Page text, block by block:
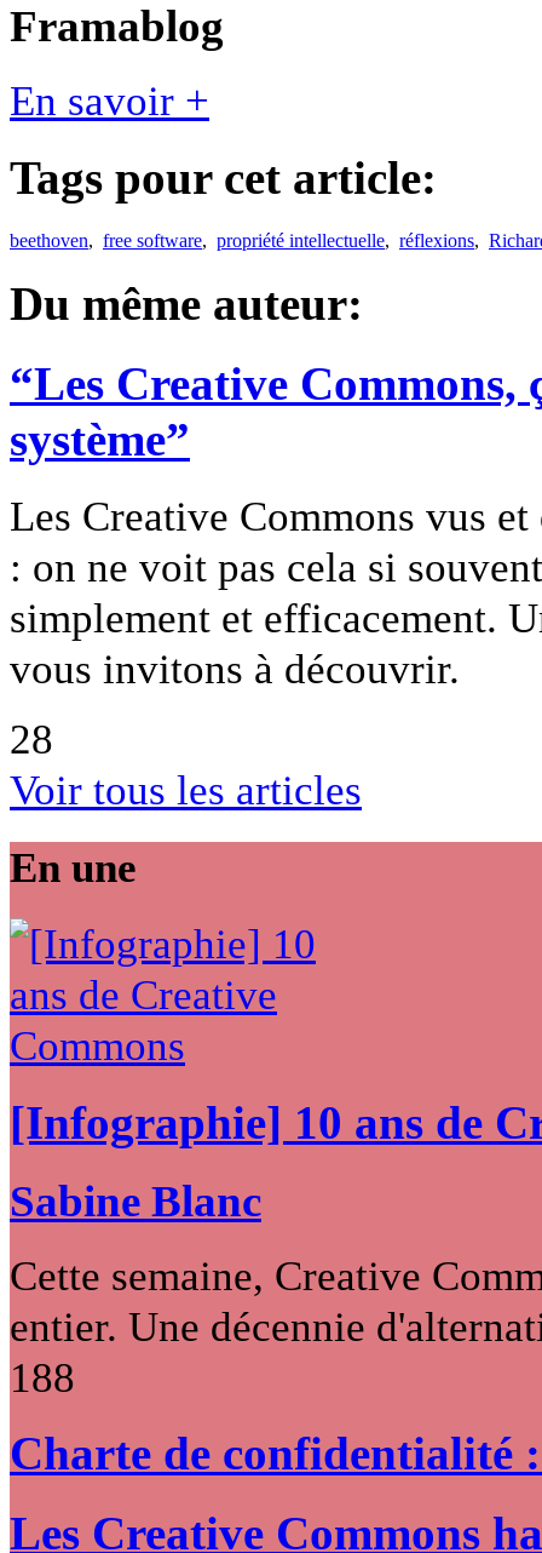
Framablog
En savoir +
Tags pour cet article:
beethoven, free software, propriété intellectuelle, réflexions,
Du même auteur:
“Les Creative
système”
Les Creative Commons vus
: on ne voit pas cela si
simplement et efficacement.
vous invitons à découvrir.
28
Voir tous les articles
En une
[Infographie] 10 ans de
Sabine Blanc
Cette semaine, Creative
entier. Une décennie
188
Charte de confidentialité
Les Creative Commons